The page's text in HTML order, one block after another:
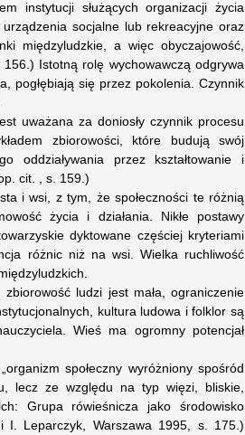
instytucji służących organizacji życia
urządzenia socjalne lub rekreacyjne oraz
międzyludzkie, a więc obyczajowość,
Istotną rolę wychowawczą odgrywa
pogłębiają się przez pokolenia. Czynnik
uważana za doniosły czynnik procesu
zbiorowości, które budują swój
oddziaływania przez kształtowanie i
cit. , s. 159.)
i wsi, z tym, że społeczności te różnią
życia i działania. Nikłe postawy
dyktowane częściej kryteriami
różnic niż na wsi. Wielka ruchliwość
ludzi jest mała, ograniczenie
kultura ludowa i folklor są
Wieś ma ogromny potencjał
społeczny wyróżniony spośród
lecz ze względu na typ więzi, bliskie,
Grupa rówieśnicza jako środowisko
I. Leparczyk, Warszawa 1995, s. 175.)